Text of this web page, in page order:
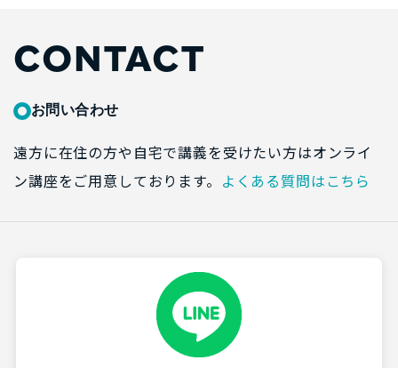
CONTACT
お問い合わせ
遠方に在住の方や自宅で講義を受けたい方はオンライ
ン講座をご用意しております。 よくある質問はこちら